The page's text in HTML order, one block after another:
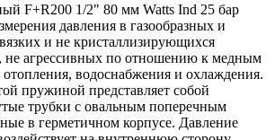
F+R200 1/2" 80 мм Watts Ind 25 бар
давления в газообразных и
и не кристаллизирующихся
не агрессивных по отношению к медным
отопления, водоснабжения и охлаждения.
пружиной представляет собой
трубки с овальным поперечным
в герметичном корпусе. Давление